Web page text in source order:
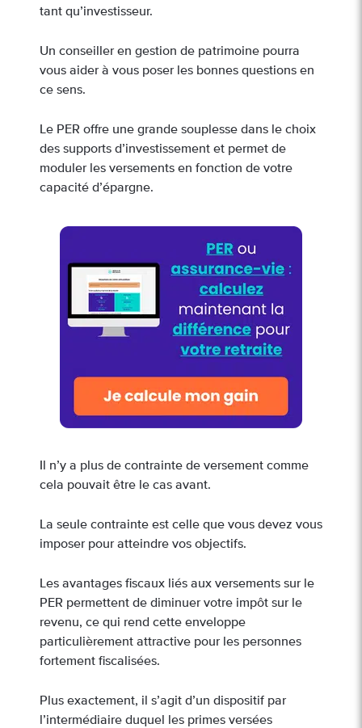
tant qu’investisseur.
Un conseiller en gestion de patrimoine pourra
vous aider à vous poser les bonnes questions en
ce sens.
Le PER offre une grande souplesse dans le choix
des supports d’investissement et permet de
moduler les versements en fonction de votre
capacité d’épargne.
Il n’y a plus de contrainte de versement comme
cela pouvait être le cas avant.
La seule contrainte est celle que vous devez vous
imposer pour atteindre vos objectifs.
Les avantages fiscaux liés aux versements sur le
PER permettent de diminuer votre impôt sur le
revenu, ce qui rend cette enveloppe
particulièrement attractive pour les personnes
fortement fiscalisées.
Plus exactement, il s’agit d’un dispositif par
l’intermédiaire duquel les primes versées